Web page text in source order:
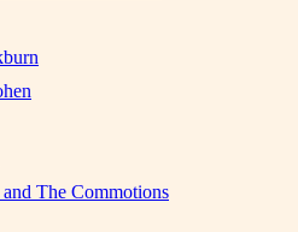
The Commotions